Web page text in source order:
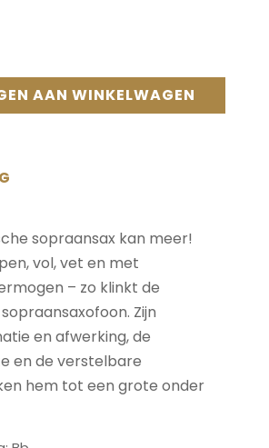
AAN WINKELWAGEN
sopraansax kan meer!
vol, vet en met
– zo klinkt de
sopraansaxofoon. Zijn
en afwerking, de
en de verstelbare
hem tot een grote onder